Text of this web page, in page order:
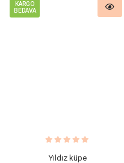
KARGO
BEDAVA
Yıldız küpe